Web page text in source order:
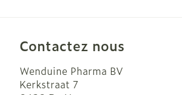
Contactez nous
Wenduine Pharma BV
Kerkstraat 7